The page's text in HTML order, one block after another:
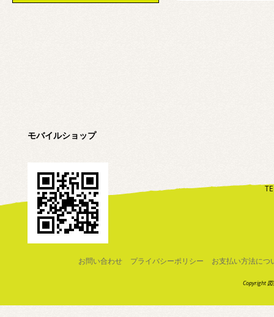
モバイルショップ
お問い合わせ プライバシーポリシー お支払い方法につ
Copyright 図